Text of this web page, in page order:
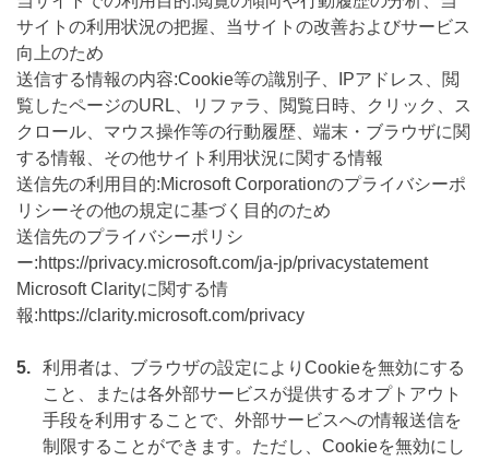
サイトの利用状況の把握、当サイトの改善およびサービス
向上のため
送信する情報の内容:Cookie等の識別子、IPアドレス、閲
覧したページのURL、リファラ、閲覧日時、クリック、ス
クロール、マウス操作等の行動履歴、端末・ブラウザに関
する情報、その他サイト利用状況に関する情報
送信先の利用目的:Microsoft Corporationのプライバシーポ
リシーその他の規定に基づく目的のため
送信先のプライバシーポリシ
ー:https://privacy.microsoft.com/ja-jp/privacystatement
Microsoft Clarityに関する情
報:https://clarity.microsoft.com/privacy
5.
利用者は、ブラウザの設定によりCookieを無効にする
こと、または各外部サービスが提供するオプトアウト
手段を利用することで、外部サービスへの情報送信を
制限することができます。ただし、Cookieを無効にし